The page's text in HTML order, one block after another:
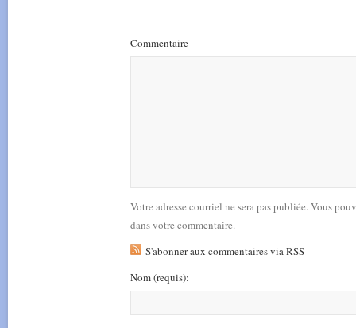
Commentaire
Votre adresse courriel ne sera pas publiée. Vous
dans votre commentaire.
S'abonner aux commentaires via RSS
Nom(requis):